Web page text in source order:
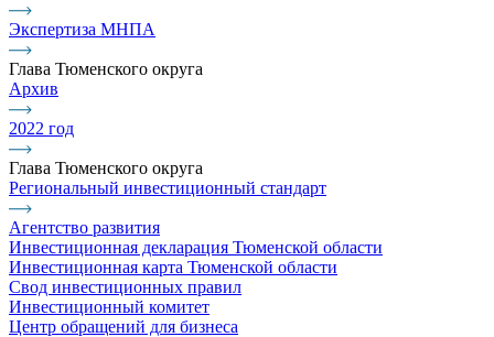
Экспертиза МНПА
Глава Тюменского округа
Архив
2022 год
Глава Тюменского округа
Региональный инвестиционный стандарт
Агентство развития
Инвестиционная декларация Тюменской области
Инвестиционная карта Тюменской области
Свод инвестиционных правил
Инвестиционный комитет
Центр обращений для бизнеса